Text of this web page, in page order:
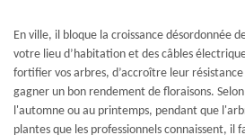
En ville, il bloque la croissance désordonnée
votre lieu d’habitation et des câbles
fortifier vos arbres, d’accroître leur
gagner un bon rendement de floraisons.
l'automne ou au printemps, pendant que
plantes que les professionnels connaissent,